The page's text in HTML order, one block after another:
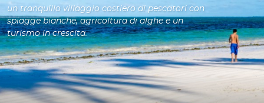
un tranquillo villaggio costiero di pescatori con
spiagge bianche, agricoltura di alghe e un
turismo in crescita.